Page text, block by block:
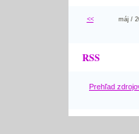
<< máj /
RSS
Prehľad